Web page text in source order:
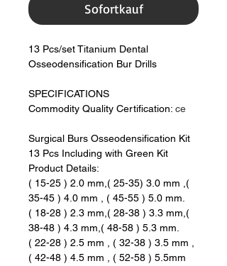
Sofortkauf
13 Pcs/set Titanium Dental
Osseodensification Bur Drills
SPECIFICATIONS
Commodity Quality Certification: ce
Surgical Burs Osseodensification Kit
13 Pcs Including with Green Kit
Product Details:
( 15-25 ) 2.0 mm,( 25-35) 3.0 mm ,(
35-45 ) 4.0 mm , ( 45-55 ) 5.0 mm.
( 18-28 ) 2.3 mm,( 28-38 ) 3.3 mm,(
38-48 ) 4.3 mm,( 48-58 ) 5.3 mm.
( 22-28 ) 2.5 mm , ( 32-38 ) 3.5 mm ,
( 42-48 ) 4.5 mm , ( 52-58 ) 5.5mm